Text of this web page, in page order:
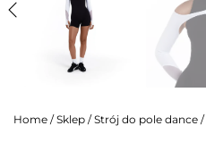
Home / Sklep / Strój do pole dance /